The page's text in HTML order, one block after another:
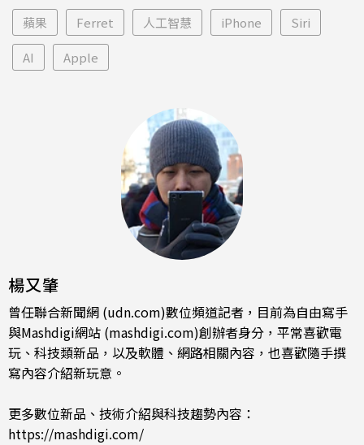
蘋果 Ferret 人工智慧 iPhone Siri
AI Apple
楊又肇
曾任聯合新聞網 (udn.com)數位頻道記者，目前為自由寫手
與Mashdigi網站 (mashdigi.com)創辦者身分，平常喜歡電
玩、科技類新品，以及軟體、網路相關內容，也喜歡隨手撰
寫內容介紹新玩意。
更多數位新品、技術介紹與科技趨勢內容：
https://mashdigi.com/